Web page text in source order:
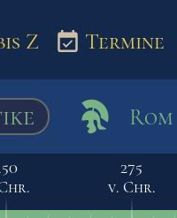
Schulmaterialien
Z Termine
Rom
275
v. Chr.